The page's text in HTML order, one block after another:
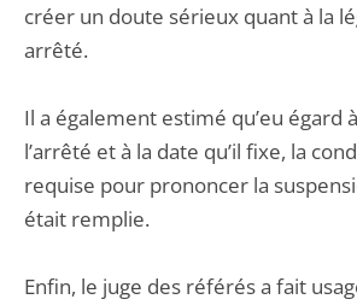
créer un doute sérieux quant à la
arrêté.
Il a également estimé qu’eu égard
l’arrêté et à la date qu’il fixe, la
requise pour prononcer la
était remplie.
Enfin, le juge des référés a fait